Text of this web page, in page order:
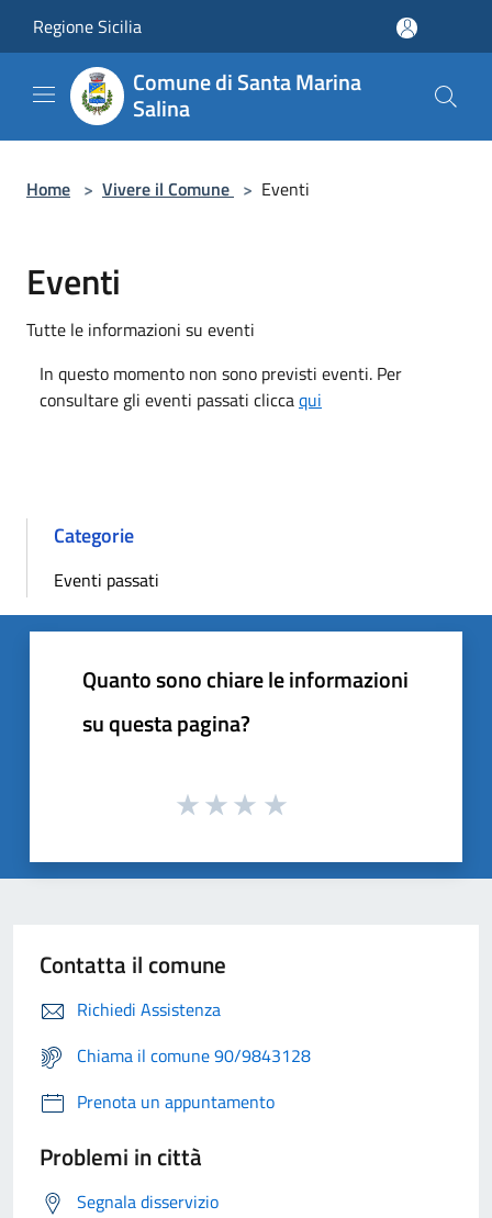
Regione Sicilia
Comune di Santa Marina
Salina
Home > Vivere il Comune > Eventi
Eventi
Tutte le informazioni su eventi
In questo momento non sono previsti eventi. Per
consultare gli eventi passati cliccaqui
Categorie
Eventi passati
Quanto sono chiare le informazioni
su questa pagina?
Contatta il comune
Richiedi Assistenza
Chiama il comune 90/9843128
Prenota un appuntamento
Problemi in città
Segnala disservizio